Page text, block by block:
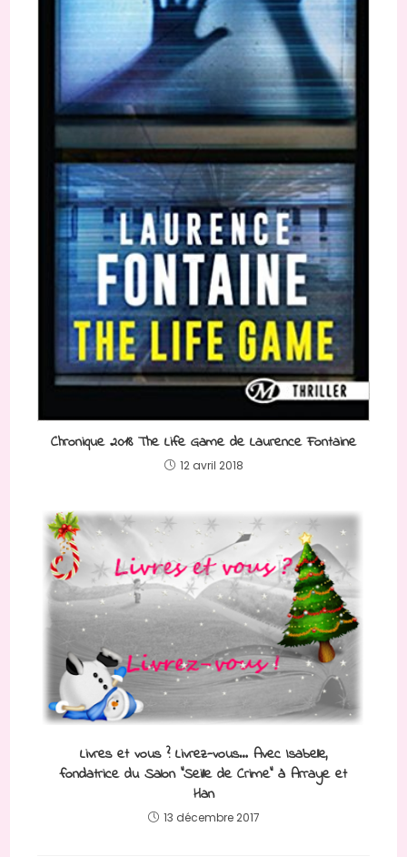
Chronique 2018 The Life Game de Laurence Fontaine
12 avril 2018
Livres et vous ? Livrez-vous… Avec Isabelle,
fondatrice du Salon “Seille de Crime” à Arraye et
Han
13 décembre 2017